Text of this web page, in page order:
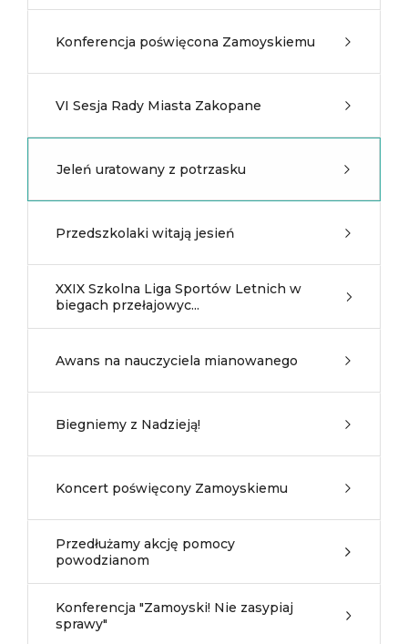
Konferencja poświęcona Zamoyskiemu
VI Sesja Rady Miasta Zakopane
Jeleń uratowany z potrzasku
Przedszkolaki witają jesień
XXIX Szkolna Liga Sportów Letnich w
biegach przełajowyc...
Awans na nauczyciela mianowanego
Biegniemy z Nadzieją!
Koncert poświęcony Zamoyskiemu
Przedłużamy akcję pomocy
powodzianom
Konferencja "Zamoyski! Nie zasypiaj
sprawy"